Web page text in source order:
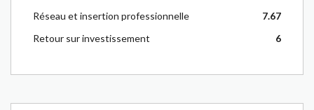
Réseau et insertion professionnelle
7.67
Retour sur investissement
6